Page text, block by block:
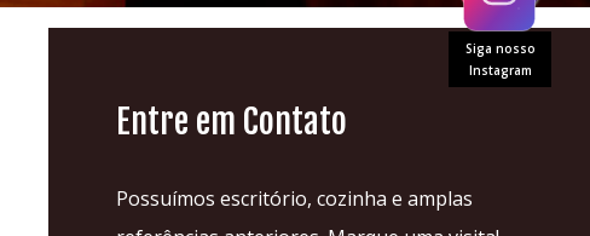
Siga nosso
Instagram
Entre em Contato
Possuímos escritório, cozinha e amplas